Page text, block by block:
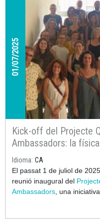
01/07/2025
Kick-off del Projecte
Ambassadors: la
als instituts
Idioma CA
El passat 1 de juliol de
reunió inaugural del
Ambassadors , una
Institut de Ciències del